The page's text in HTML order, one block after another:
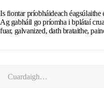
Is fiontar príobháideach
Ag gabháil go príomha i bplátaí
fuar, galvanized, dath brataithe,